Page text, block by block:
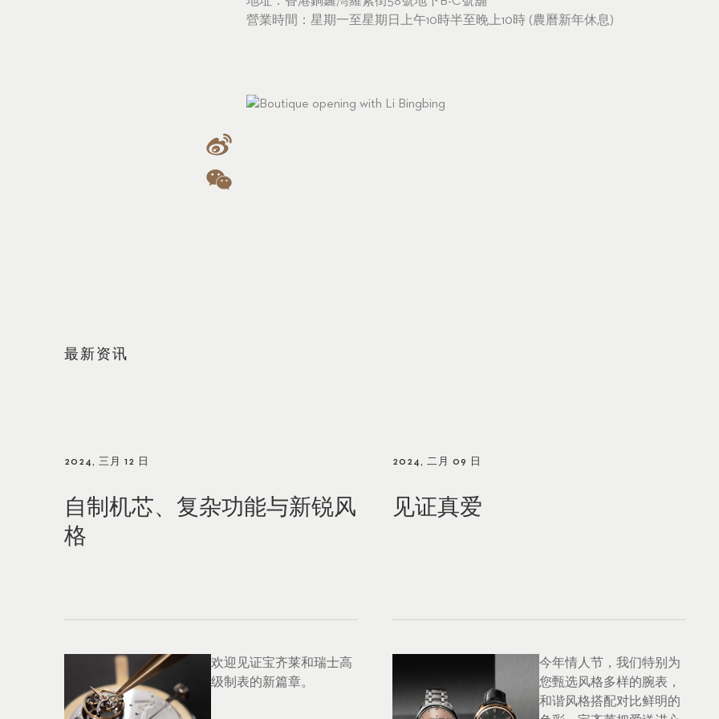
營業時間：星期一至星期日上午10時半至晚上10時 (農曆新年休息)
最新资讯
2024, 三月 12 日
自制机芯、复杂功能与新锐风
格
欢迎见证宝齐莱和瑞士高
级制表的新篇章。
2024, 二月 09 日
见证真爱
今年情人节，我们特别为
您甄选风格多样的腕表，
和谐风格搭配对比鲜明的